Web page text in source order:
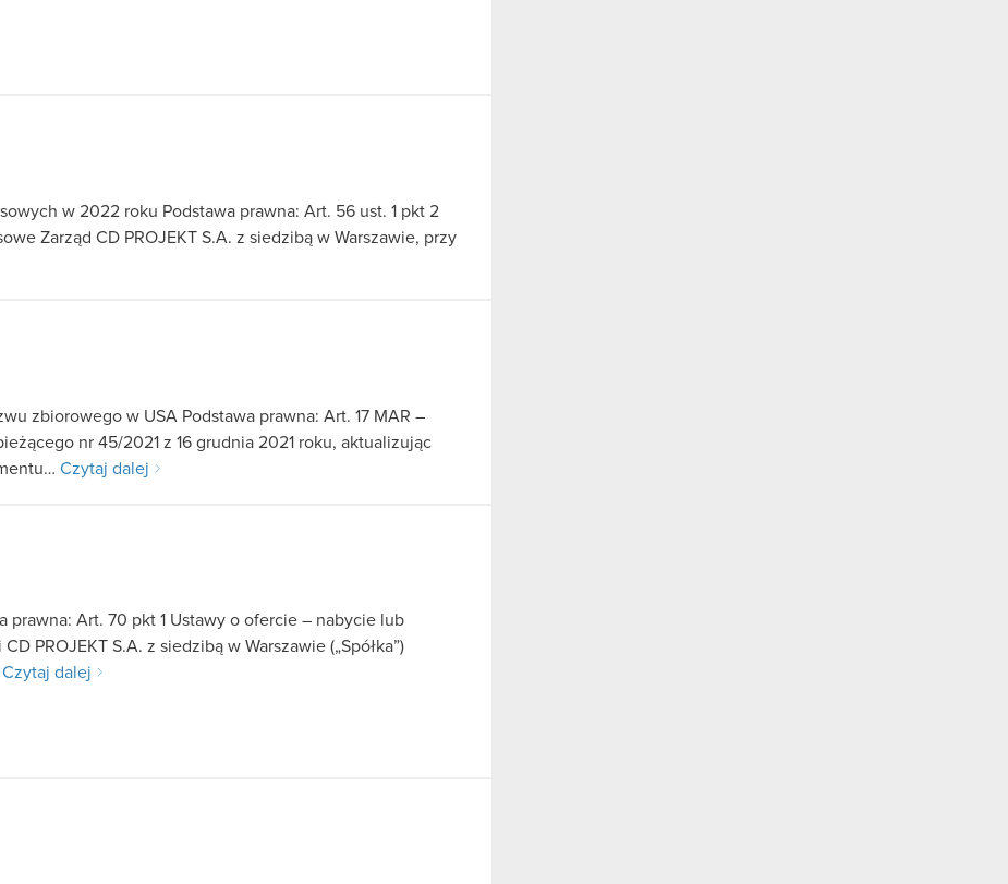
w 2022 roku Podstawa prawna: Art. 56 ust. 1 pkt 2
Zarząd CD PROJEKT S.A. z siedzibą w Warszawie, przy
zbiorowego w USA Podstawa prawna: Art. 17 MAR –
nr 45/2021 z 16 grudnia 2021 roku, aktualizując
Czytaj dalej
prawna: Art. 70 pkt 1 Ustawy o ofercie – nabycie lub
PROJEKT S.A. z siedzibą w Warszawie („Spółka”)
Czytaj dalej